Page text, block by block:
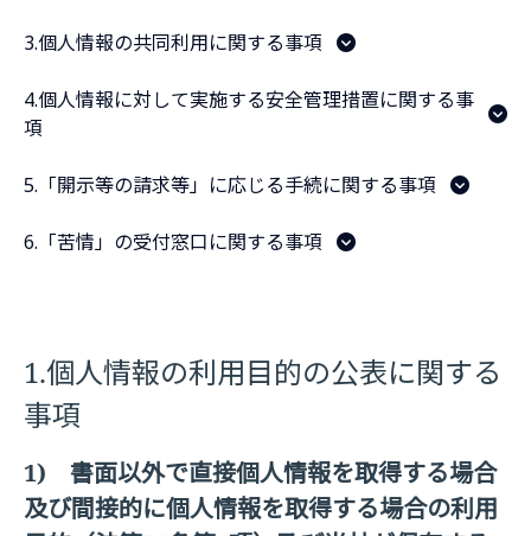
3.個人情報の共同利用に関する事項
4.個人情報に対して実施する安全管理措置に関する事
項
5.「開示等の請求等」に応じる手続に関する事項
6.「苦情」の受付窓口に関する事項
1.個人情報の利用目的の公表に関する
事項
1) 書面以外で直接個人情報を取得する場合
及び間接的に個人情報を取得する場合の利用